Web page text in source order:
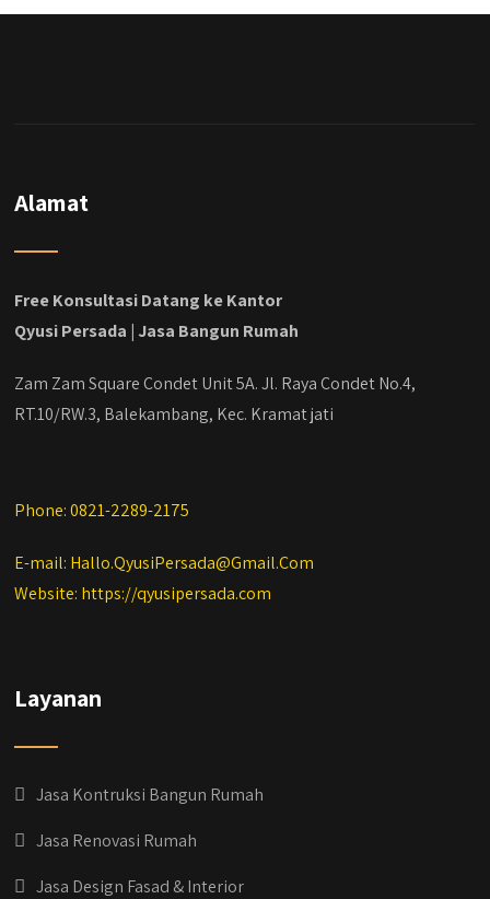
dengan budget 400an, kira kira gimana ya
#kontraktorbekasi #kontraktorinteriorjakarta
#kontraktorbangunanjabodetabek
#jasabangunrumahjabodetabek
Alamat
Free Konsultasi Datang ke Kantor
Qyusi Persada | Jasa Bangun Rumah
Zam Zam Square Condet Unit 5A. Jl. Raya Condet No.4,
RT.10/RW.3, Balekambang, Kec. Kramat jati
Phone: 0821-2289-2175
E-mail: Hallo.QyusiPersada@Gmail.Com
Website: https://qyusipersada.com
Layanan
Jasa Kontruksi Bangun Rumah
Jasa Renovasi Rumah
Jasa Design Fasad & Interior